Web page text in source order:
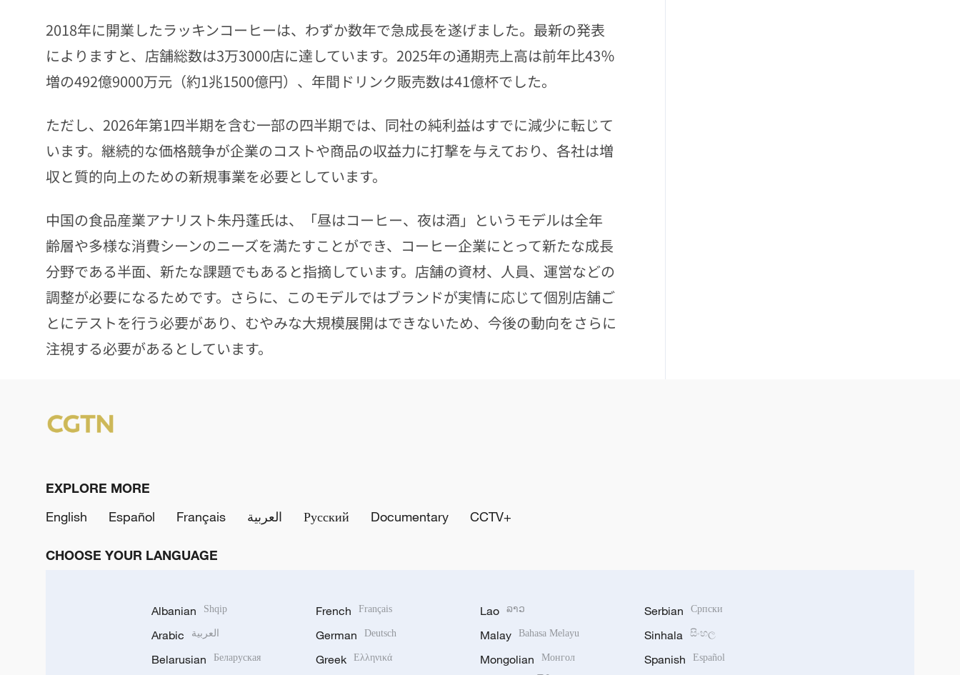
2018年に開業したラッキンコーヒーは、わずか数年で急成長を遂げました。最新の発表
によりますと、店舗総数は3万3000店に達しています。2025年の通期売上高は前年比43％
増の492億9000万元（約1兆1500億円）、年間ドリンク販売数は41億杯でした。
ただし、2026年第1四半期を含む一部の四半期では、同社の純利益はすでに減少に転じて
います。継続的な価格競争が企業のコストや商品の収益力に打撃を与えており、各社は増
収と質的向上のための新規事業を必要としています。
中国の食品産業アナリスト朱丹蓬氏は、「昼はコーヒー、夜は酒」というモデルは全年
齢層や多様な消費シーンのニーズを満たすことができ、コーヒー企業にとって新たな成長
分野である半面、新たな課題でもあると指摘しています。店舗の資材、人員、運営などの
調整が必要になるためです。さらに、このモデルではブランドが実情に応じて個別店舗ご
とにテストを行う必要があり、むやみな大規模展開はできないため、今後の動向をさらに
注視する必要があるとしています。
EXPLORE MORE
English
Español Français العربية Русский Documentary CCTV+
CHOOSE YOUR LANGUAGE
Albanian Shqip
Arabic العربية
Belarusian Беларуская
French Français
German Deutsch
Greek Ελληνικά
Lao ລາວ
Malay Bahasa Melayu
Mongolian Монгол
Serbian Српски
Sinhala සිංහල
Spanish Español